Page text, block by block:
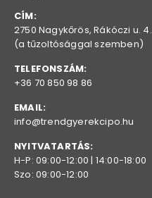
CÍM:
2750 Nagykőrös, Rákóczi u. 4.
(a tűzoltósággal szemben)
TELEFONSZÁM:
+36 70 850 98 86
EMAIL:
info@trendgyerekcipo.hu
NYITVATARTÁS:
H-P: 09:00-12:00 | 14:00-18:00
Szo: 09:00-12:00